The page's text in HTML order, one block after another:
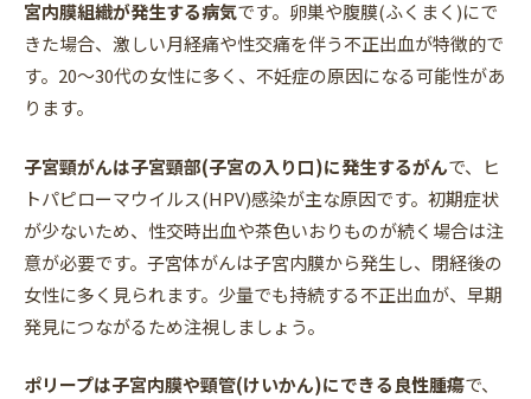
宮内膜組織が発生する病気です。卵巣や腹膜(ふくまく)にで
きた場合、激しい月経痛や性交痛を伴う不正出血が特徴的で
す。20〜30代の女性に多く、不妊症の原因になる可能性があ
ります。
子宮頸がんは子宮頸部(子宮の入り口)に発生するがんで、ヒ
トパピローマウイルス(HPV)感染が主な原因です。初期症状
が少ないため、性交時出血や茶色いおりものが続く場合は注
意が必要です。子宮体がんは子宮内膜から発生し、閉経後の
女性に多く見られます。少量でも持続する不正出血が、早期
発見につながるため注視しましょう。
ポリープは子宮内膜や頸管(けいかん)にできる良性腫瘍で、